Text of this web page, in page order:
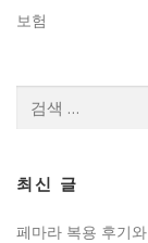
보험
최신 글
페마라 복용 후기